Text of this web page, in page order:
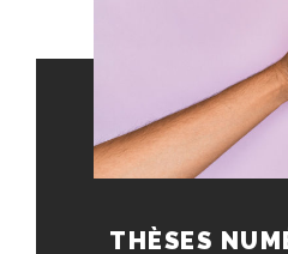
THÈSES